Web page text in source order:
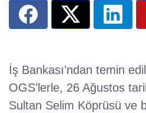
İş Bankası’ndan temin
OGS’lerle, 26 Ağustos
Sultan Selim Köprüsü ve